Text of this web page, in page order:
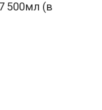
500мл (в